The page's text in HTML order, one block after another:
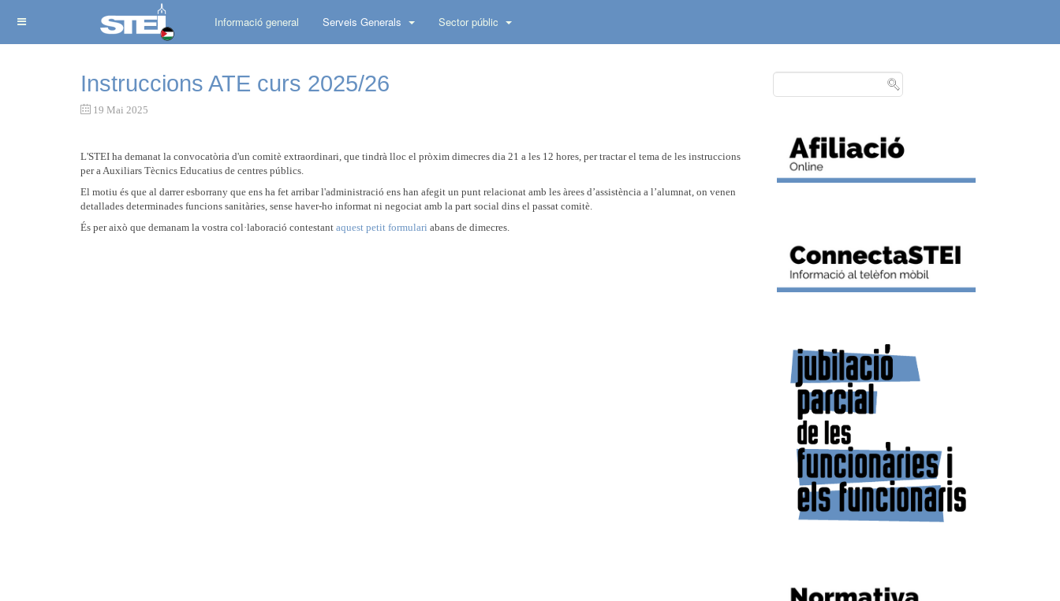
Informació general Serveis Generals Sector públic
Instruccions ATE curs 2025/26
19 Mai 2025
L'STEI ha demanat la convocatòria d'un comitè extraordinari, que tindrà lloc el pròxim dimecres dia 21 a les 12 hores, per tractar el tema de les instruccions
per a Auxiliars Tècnics Educatius de centres públics.
El motiu és que al darrer esborrany que ens ha fet arribar l'administració ens han afegit un punt relacionat amb les àrees d’assistència a l’alumnat, on venen
detallades determinades funcions sanitàries, sense haver-ho informat ni negociat amb la part social dins el passat comitè.
És per això que demanam la vostra col·laboració contestant aquest petit formulari abans de dimecres.